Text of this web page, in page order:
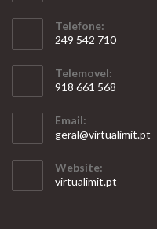
Telefone:
249 542 710
in
your
application
Telemovel:
918 661 568
in
your
application
Email:
geral@virtualimit.pt
Website:
virtualimit.pt